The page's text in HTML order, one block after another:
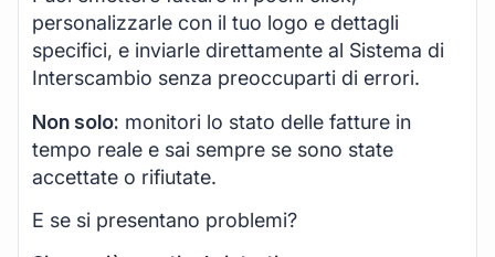
personalizzarle con il tuo logo e dettagli
specifici, e inviarle direttamente al Sistema di
Interscambio senza preoccuparti di errori.
Non solo: monitori lo stato delle fatture in
tempo reale e sai sempre se sono state
accettate o rifiutate.
E se si presentano problemi?